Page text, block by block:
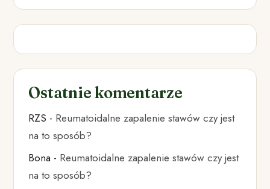
Ostatnie komentarze
RZS - Reumatoidalne zapalenie stawów czy jest
na to sposób?
Bona - Reumatoidalne zapalenie stawów czy jest
na to sposób?